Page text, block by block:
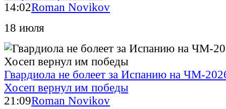
14:02Roman Novikov
18 июля
Гвардиола не болеет за Испанию на ЧМ-
Хосеп вернул им победы
21:09Roman Novikov